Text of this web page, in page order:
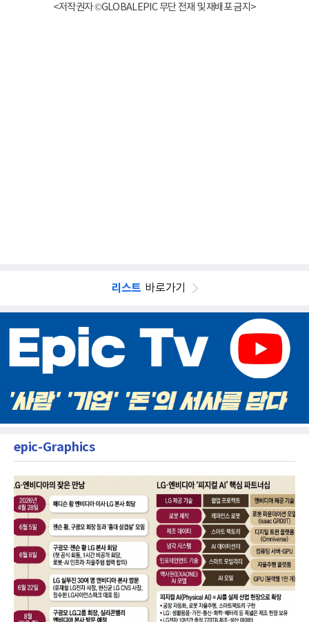
<저작권자 ©GLOBALEPIC 무단 전재 및 재배포 금지>
리스트 바로가기
epic-Graphics